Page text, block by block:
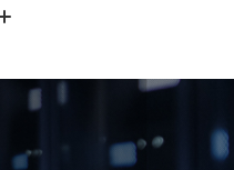
연구원 고객헌장
주요업무연락처